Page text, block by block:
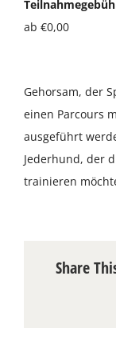
Terminkalender
Kontakt &
ab €0,00
Gehorsam, der
einen Parcours
ausgeführt
Jederhund, der
trainieren
Share